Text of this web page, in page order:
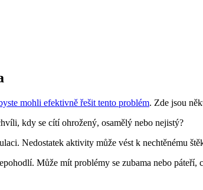
mohli efektivně řešit tento problém. Zde jsou
kdy se cítí ohrožený, osamělý nebo nejistý?
Nedostatek aktivity může vést k nechtěnému
Může mít problémy se zubama nebo páteří,